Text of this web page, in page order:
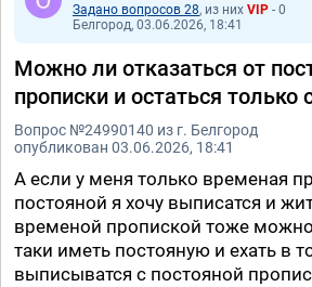
Задано вопросов 28, из них VIP - 0
Белгород, 03.06.2026, 18:41
Можно ли отказаться от
прописки и остаться только
Вопрос №24990140 из г. Белгород
опубликован 03.06.2026, 18:41
А если у меня только временая
постояной я хочу выписатся и
временой пропиской тоже
таки иметь постояную и ехать в
выписыватся с постояной